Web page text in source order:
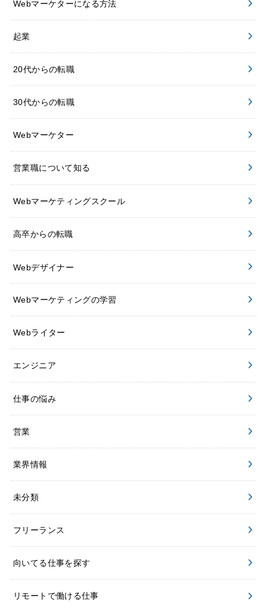
Webマーケターになる方法
起業
20代からの転職
30代からの転職
Webマーケター
営業職について知る
Webマーケティングスクール
高卒からの転職
Webデザイナー
Webマーケティングの学習
Webライター
エンジニア
仕事の悩み
営業
業界情報
未分類
フリーランス
向いてる仕事を探す
リモートで働ける仕事